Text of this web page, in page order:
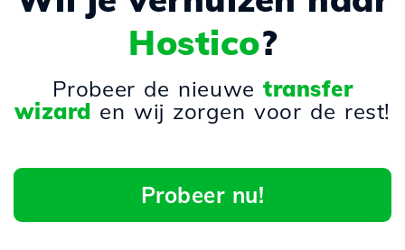
Hostico?
Probeer de nieuwetransfer
wizard en wij zorgen voor de rest!
Probeer nu!